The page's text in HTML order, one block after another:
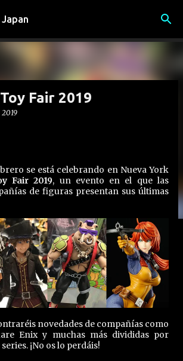
Ir al contenido principal
Fair 2019
se está celebrando en Nueva York
Fair 2019, un evento en el que las
de figuras presentan sus últimas
novedades de compañías como
Enix y muchas más divididas por
¡No os lo perdáis!